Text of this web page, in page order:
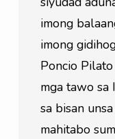
imong
imong
Poncio
mga tawo sa
sa bisan
mahitabo